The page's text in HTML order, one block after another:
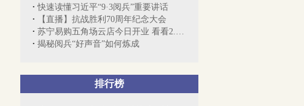
快速读懂习近平“9·3阅兵”重要讲话
【直播】抗战胜利70周年纪念大会
苏宁易购五角场云店今日开业 看看2.0版...
揭秘阅兵“好声音”如何炼成
排行榜